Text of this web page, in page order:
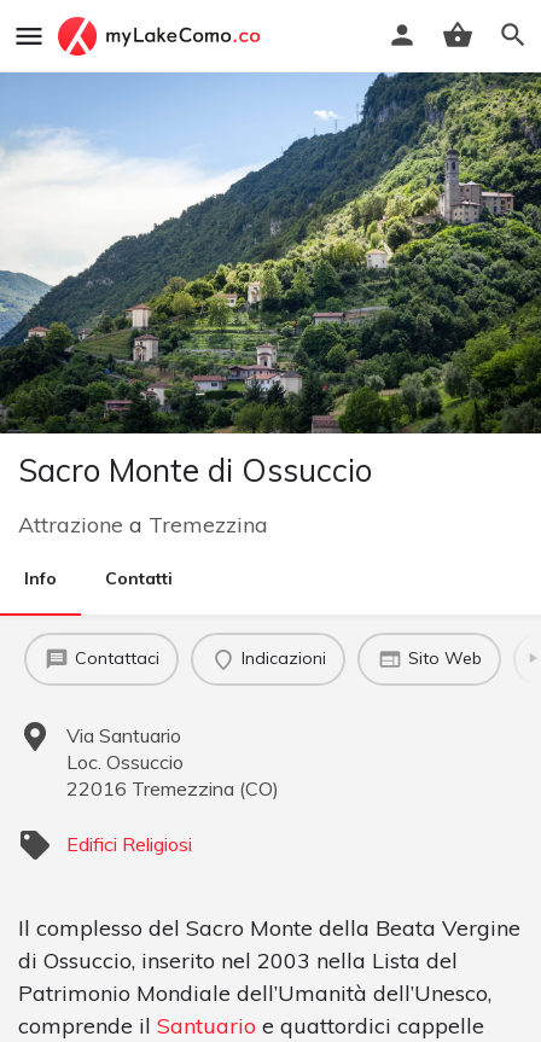
Sacro Monte di Ossuccio
Attrazione a Tremezzina
Info Contatti
Contattaci Indicazioni Sito Web
Via Santuario
Loc. Ossuccio
22016 Tremezzina (CO)
Edifici Religiosi
Il complesso del Sacro Monte della Beata Vergine
di Ossuccio, inserito nel 2003 nella Lista del
Patrimonio Mondiale dell’Umanità dell’Unesco,
comprende il Santuario e quattordici cappelle